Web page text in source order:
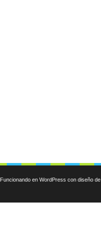
Funcionando en WordPress con diseño de